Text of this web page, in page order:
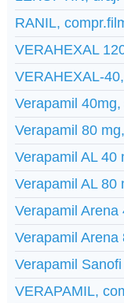
RANIL,
VERAHEXAL
VERAHEXAL-
Verapamil
Verapamil 80
Verapamil AL 40
Verapamil AL 80
Verapamil Arena
Verapamil
Verapamil
VERAPAMIL,